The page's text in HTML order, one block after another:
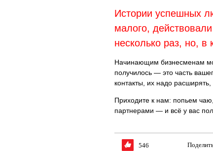
Истории успешных
малого,
несколько раз, но, в
Начинающим бизнесменам
получилось — это часть
контакты, их надо
Приходите к нам: попьем
партнерами — и всё у вас
546